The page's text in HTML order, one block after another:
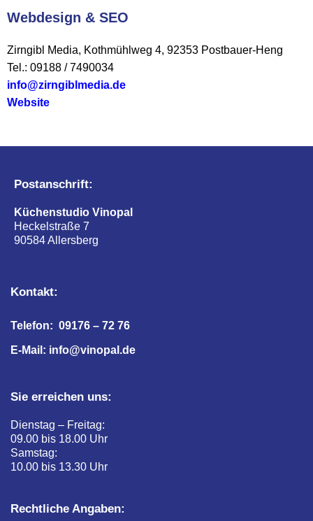
Webdesign & SEO
Zirngibl Media, Kothmühlweg 4, 92353 Postbauer-Heng
Tel.: 09188 / 7490034
info@zirngiblmedia.de
Website
Postanschrift:
Küchenstudio Vinopal
Heckelstraße 7
90584 Allersberg
Kontakt:
Telefon: 09176 – 72 76
E-Mail: info@vinopal.de
Sie erreichen uns:
Dienstag – Freitag:
09.00 bis 18.00 Uhr
Samstag:
10.00 bis 13.30 Uhr
Rechtliche Angaben: